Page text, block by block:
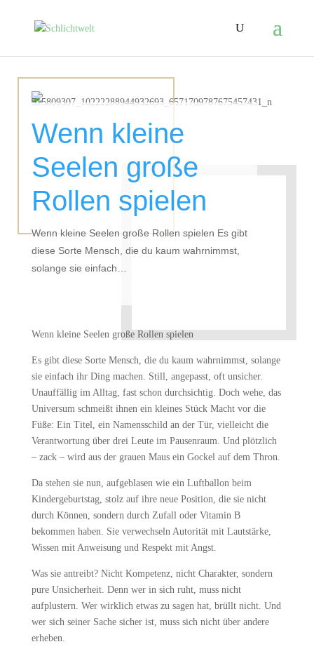
Wenn kleine
Seelen große
Rollen spielen
Wenn kleine Seelen große Rollen spielen Es gibt
diese Sorte Mensch, die du kaum wahrnimmst,
solange sie einfach…
Wenn kleine Seelen große Rollen spielen
Es gibt diese Sorte Mensch, die du kaum wahrnimmst, solange
sie einfach ihr Ding machen. Still, angepasst, oft unsicher.
Unauffällig im Alltag, fast schon durchsichtig. Doch wehe, das
Universum schmeißt ihnen ein kleines Stück Macht vor die
Füße: Ein Titel, ein Namensschild an der Tür, vielleicht die
Verantwortung über drei Leute im Pausenraum. Und plötzlich
– zack – wird aus der grauen Maus ein Gockel auf dem Thron.
Da stehen sie nun, aufgeblasen wie ein Luftballon beim
Kindergeburtstag, stolz auf ihre neue Position, die sie nicht
durch Können, sondern durch Zufall oder Vitamin B
bekommen haben. Sie verwechseln Autorität mit Lautstärke,
Wissen mit Anweisung und Respekt mit Angst.
Was sie antreibt? Nicht Kompetenz, nicht Charakter, sondern
pure Unsicherheit. Denn wer in sich ruht, muss nicht
aufplustern. Wer wirklich etwas zu sagen hat, brüllt nicht. Und
wer sich seiner Sache sicher ist, muss sich nicht über andere
erheben.